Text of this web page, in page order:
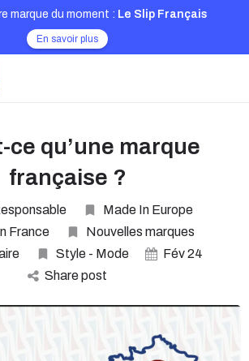
marque du moment : Le Slip Français
En savoir plus
ce qu’une marque
française ?
Made In Europe
France
Nouvelles marques
Style - Mode Fév24
Share post